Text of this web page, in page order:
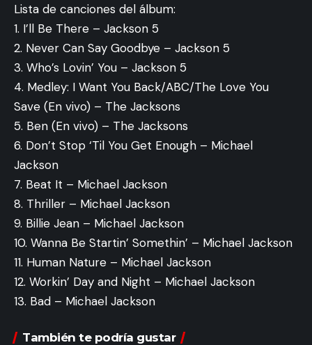
Lista de canciones del álbum:
1. I’ll Be There – Jackson 5
2. Never Can Say Goodbye – Jackson 5
3. Who’s Lovin’ You – Jackson 5
4. Medley: I Want You Back/ABC/The Love You
Save (En vivo) – The Jacksons
5. Ben (En vivo) – The Jacksons
6. Don’t Stop ‘Til You Get Enough – Michael
Jackson
7. Beat It – Michael Jackson
8. Thriller – Michael Jackson
9. Billie Jean – Michael Jackson
10. Wanna Be Startin’ Somethin’ – Michael Jackson
11. Human Nature – Michael Jackson
12. Workin’ Day and Night – Michael Jackson
13. Bad – Michael Jackson
También te podría gustar